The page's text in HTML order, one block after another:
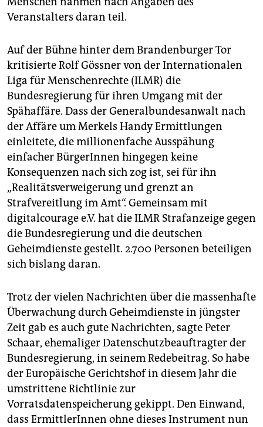
Veranstalters daran teil.
Auf der Bühne hinter dem Brandenburger Tor
kritisierte Rolf Gössner von der Internationalen
Liga für Menschenrechte (ILMR) die
Bundesregierung für ihren Umgang mit der
Spähaffäre. Dass der Generalbundesanwalt nach
der Affäre um Merkels Handy Ermittlungen
einleitete, die millionenfache Ausspähung
einfacher BürgerInnen hingegen keine
Konsequenzen nach sich zog ist, sei für ihn
„Realitätsverweigerung und grenzt an
Strafvereitlung im Amt“. Gemeinsam mit
digitalcourage e.V. hat die ILMR Strafanzeige gegen
die Bundesregierung und die deutschen
Geheimdienste gestellt. 2.700 Personen beteiligen
sich bislang daran.
Trotz der vielen Nachrichten über die massenhafte
Überwachung durch Geheimdienste in jüngster
Zeit gab es auch gute Nachrichten, sagte Peter
Schaar, ehemaliger Datenschutzbeauftragter der
Bundesregierung, in seinem Redebeitrag. So habe
der Europäische Gerichtshof in diesem Jahr die
umstrittene Richtlinie zur
Vorratsdatenspeicherung gekippt. Den Einwand,
dass ErmittlerInnen ohne dieses Instrument nun